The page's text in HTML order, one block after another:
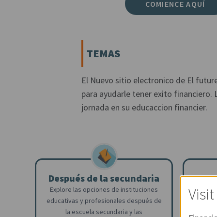
COMIENCE AQUÍ
TEMAS
El Nuevo sitio electronico de El
para ayudarle tener exito financiero.
jornada en su educaccion financier.
Después de la secundaria
Explore las opciones de instituciones
educativas y profesionales después de
la escuela secundaria y las
los